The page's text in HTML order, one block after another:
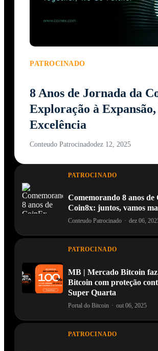
PATROCINADO
8 Anos de Jornada da
Exploração à
Excelência
Conteudo Patrocinadodez 12, 2025
PATROCINADO
Comemorando 8 anos
Coin8x: juntos, vamos
Conteudo Patrocinado · dez 06,
PATROCINADO
MB | Mercado Bitcoin
Bitcoin com proteção
Super Quarta
Portal do Bitcoin · out 06, 2025
PATROCINADO